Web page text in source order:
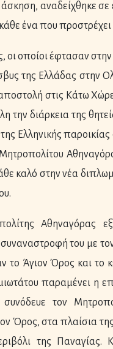
αναδείχθηκε σε
ένα που προστρέχει
οποίοι έφτασαν
της Ελλάδας στην
στις Κάτω
την διάρκεια της
Ελληνικής
καλό στην νέα
Αθηναγόρας
του με
το Άγιον Όρος και το
παραμένει η
τον
Όρος, στα πλαίσια
της